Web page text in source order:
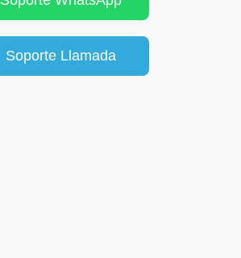
Soporte Llamada